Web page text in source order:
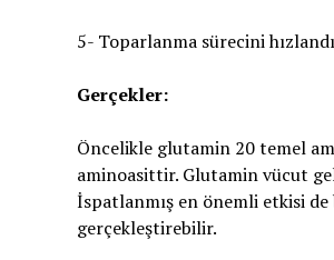
5- Toparlanma sürecini
Gerçekler:
Öncelikle glutamin 20 temel
aminoasittir. Glutamin vücut
İspatlanmış en önemli etkisi
gerçekleştirebilir.